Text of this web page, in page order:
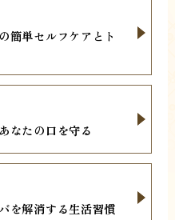
簡単セルフケアとト
なたの口を守る
を解消する生活習慣